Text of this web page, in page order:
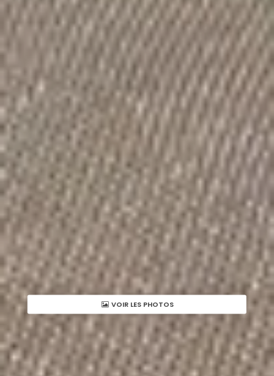
VOIR LES PHOTOS